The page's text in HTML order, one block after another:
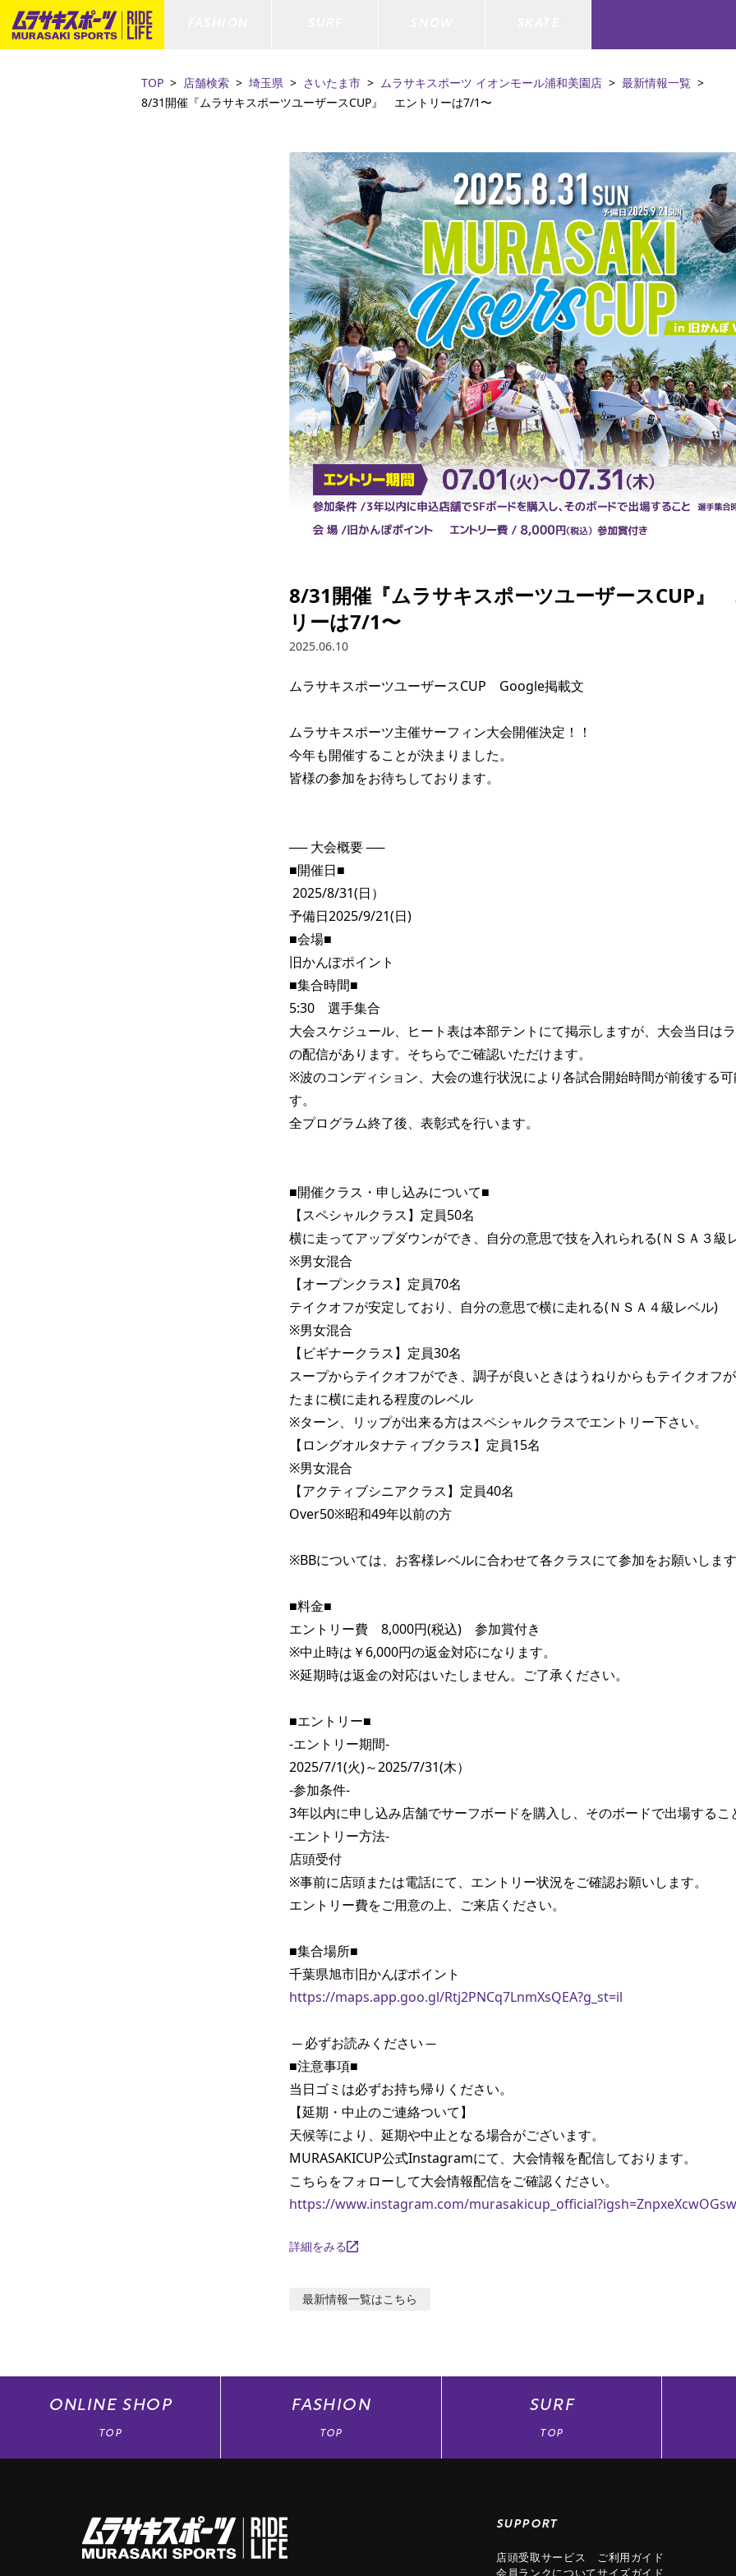
アウター/ジャケット トップス
シューズ バッグ
キッズ メンズ水着/ラッシュガード
ストライダー/バイク/その他
FASHIONTOP
サーフボード ウェットスーツ
サーフボードメンテナンスグッズ キッズサーフィン
スキムボード GO サーフセット
SURFTOP
スノーボード板 バインディング
スノーボードセット スノーボードウェア
スノーボードグローブ キッズスノーボード
スノーボードグッズ スノーボードメンテナンスグッズ
SNOWTOP
スケートボード キッズスケートボード
スケートボードグッズ
スケートボードメンテナンスグッ
ズ
SKATETOP
TOP 店舗検索 埼玉県 さいたま市 ムラサキスポーツ イオンモール浦和美園店
最新情報一覧
8/31開催『ムラサキスポーツユーザースCUP』 エントリーは7/1〜
8/31開催『ムラサキスポーツユーザースCUP』
リーは7/1〜
2025.06.10
ムラサキスポーツユーザースCUP　Google掲載文
ムラサキスポーツ主催サーフィン大会開催決定！！
今年も開催することが決まりました。
皆様の参加をお待ちしております。
── 大会概要 ──
■開催日■
予備日2025/9/21(日)
■会場■
旧かんぽポイント
■集合時間■
5:30　選手集合
大会スケジュール、ヒート表は本部テントにて掲示しますが、大会当日は
の配信があります。そちらでご確認いただけます。
※波のコンディション、大会の進行状況により各試合開始時間が前後する
す。
全プログラム終了後、表彰式を行います。
■開催クラス・申し込みについて■
【スペシャルクラス】定員50名
横に走ってアップダウンができ、自分の意思で技を入れられる(ＮＳＡ３級
※男女混合
【オープンクラス】定員70名
テイクオフが安定しており、自分の意思で横に走れる(ＮＳＡ４級レベル)
※男女混合
【ビギナークラス】定員30名
スープからテイクオフができ、調子が良いときはうねりからもテイクオフ
たまに横に走れる程度のレベル
※ターン、リップが出来る方はスペシャルクラスでエントリー下さい。
【ロングオルタナティブクラス】定員15名
※男女混合
【アクティブシニアクラス】定員40名
Over50※昭和49年以前の方
※BBについては、お客様レベルに合わせて各クラスにて参加をお願いしま
■料金■
エントリー費　8,000円(税込)　参加賞付き
※中止時は￥6,000円の返金対応になります。
※延期時は返金の対応はいたしません。ご了承ください。
■エントリー■
-エントリー期間-
2025/7/1(火)～2025/7/31(木）
-参加条件-
3年以内に申し込み店舗でサーフボードを購入し、そのボードで出場するこ
-エントリー方法-
店頭受付
※事前に店頭または電話にて、エントリー状況をご確認お願いします。
エントリー費をご用意の上、ご来店ください。
■集合場所■
https://maps.app.goo.gl/Rtj2PNCq7LnmXsQEA?g_st=il
■注意事項■
当日ゴミは必ずお持ち帰りください。
【延期・中止のご連絡ついて】
天候等により、延期や中止となる場合がございます。
MURASAKICUP公式Instagramにて、大会情報を配信しております。
https://www.instagram.com/
詳細をみる
最新情報一覧はこちら
ONLINE SHOP
TOP
FASHION
TOP
SURF
TOP
SUPPORT
店頭受取サービス
会員ランクについて
ご利用ガイド
サイズガイド